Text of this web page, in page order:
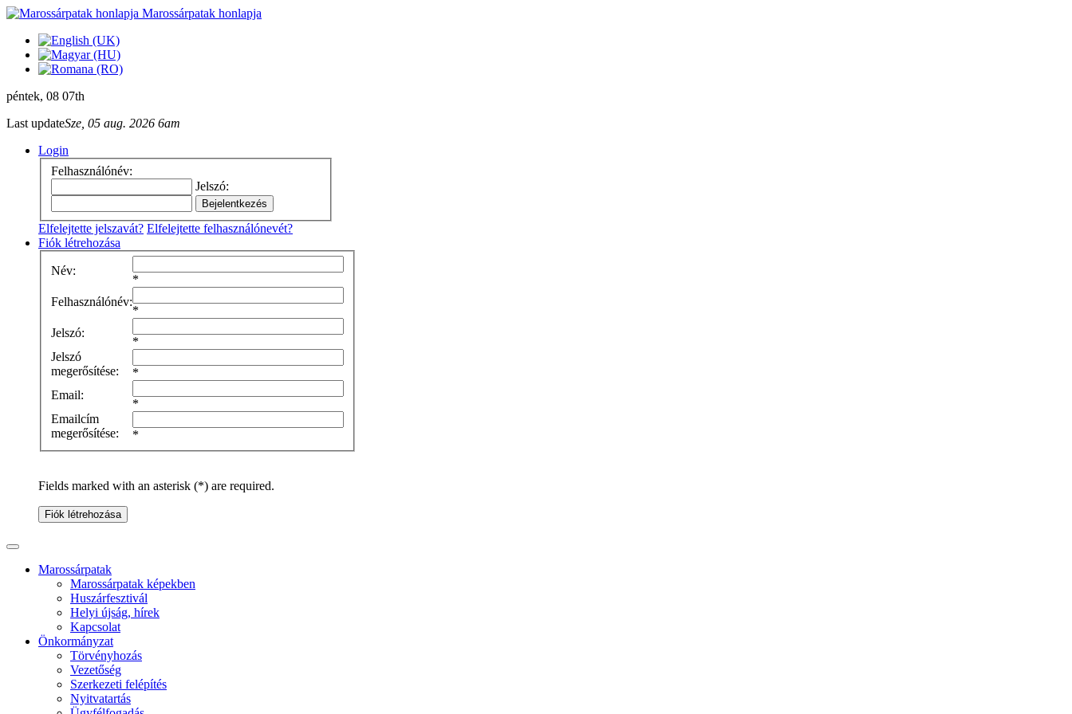
Marossárpatak honlapja
péntek, 08 07th
Last updateSze, 05 aug. 2026 6am
Login
Felhasználónév:
Jelszó:
Elfelejtette jelszavát? Elfelejtette felhasználónevét?
Fiók létrehozása
Név:
*
Felhasználónév:
*
Jelszó:
*
Jelszó
megerősítése:
*
Email:
*
Emailcím
megerősítése:
*
Fields marked with an asterisk (*) are required.
Fiók létrehozása
Marossárpatak
Marossárpatak képekben
Huszárfesztivál
Helyi újság, hírek
Kapcsolat
Önkormányzat
Törvényhozás
Vezetőség
Szerkezeti felépítés
Nyitvatartás